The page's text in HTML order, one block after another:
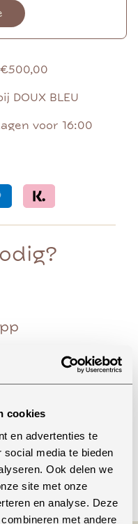
cookies
en advertenties te
media te bieden
Ook delen we
site met onze
en analyse. Deze
met andere
DOUX BLEU
voor 16:00